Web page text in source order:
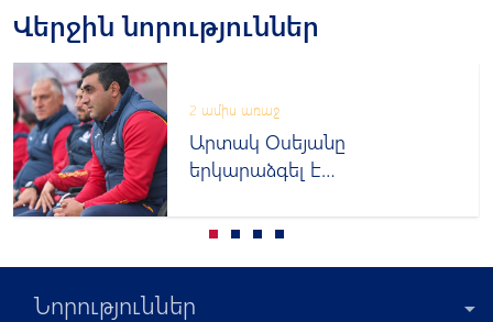
Վերջին նորություններ
2 ամիս առաջ
Արտակ Օսեյանը
երկարաձգել է
հետ
Նորություններ